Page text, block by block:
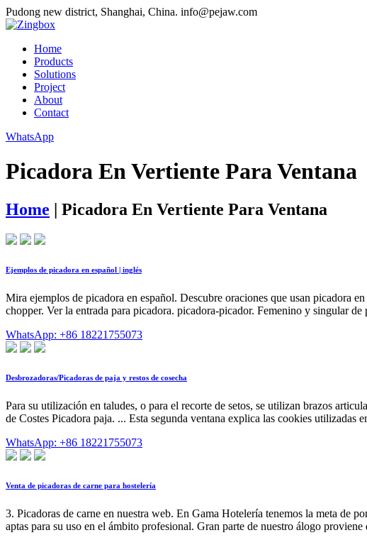
Pudong new district, Shanghai, China. info@pejaw.com
Home
Products
Solutions
Project
About
Contact
WhatsApp
Picadora En Vertiente Para Ventana
Home | Picadora En Vertiente Para Ventana
Ejemplos de picadora en español | inglés
Mira ejemplos de picadora en español. Descubre oraciones que usan picadora
chopper. Ver la entrada para picadora. picadora-picador. Femenino y singular
WhatsApp: +86 18221755073
Desbrozadoras/Picadoras de paja y restos de cosecha
Para su utilización en taludes, o para el recorte de setos, se utilizan brazos
de Costes Picadora paja. ... Esta segunda ventana explica las cookies utilizadas
WhatsApp: +86 18221755073
Venta de picadoras de carne para hostelería
3. Picadoras de carne en nuestra web. En Gama Hotelería tenemos la meta de
aptas para su uso en el ámbito profesional. Gran parte de nuestro álogo